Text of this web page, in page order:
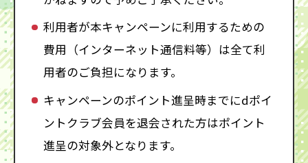
利用者が本キャンペーンに利用するための
費用（インターネット通信料等）は全て利
用者のご負担になります。
キャンペーンのポイント進呈時までにdポイ
ントクラブ会員を退会された方はポイント
進呈の対象外となります。